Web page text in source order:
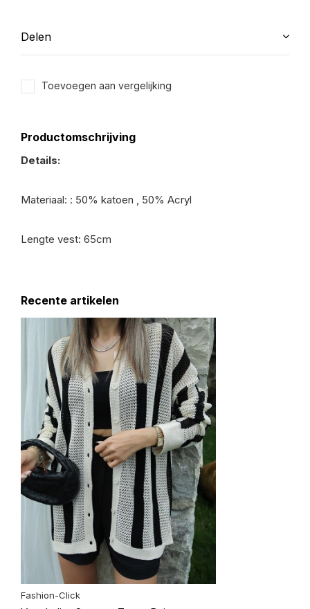
Delen
Toevoegen aan vergelijking
Productomschrijving
Details:
Materiaal: : 50% katoen , 50% Acryl
Lengte vest: 65cm
Recente artikelen
Fashion-Click